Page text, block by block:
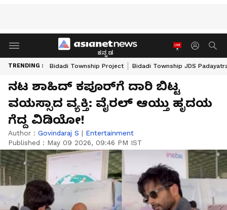
ಕನ್ನಡ
TRENDING : Bidadi Township Project Bidadi Township JDS
ನಟ ಶಾಹಿದ್ ಕಪೂರ್‌ಗೆ ದಾರಿ ಬಿಟ್ಟ
ವಯಸ್ಸಾದ ವ್ಯಕ್ತಿ: ವೈರಲ್ ಆಯ್ತು ಹೃದಯ
ಗೆದ್ದ ವಿಡಿಯೋ!
Author : Govindaraj S | Entertainment
Published : May 09 2026, 09:46 PM IST